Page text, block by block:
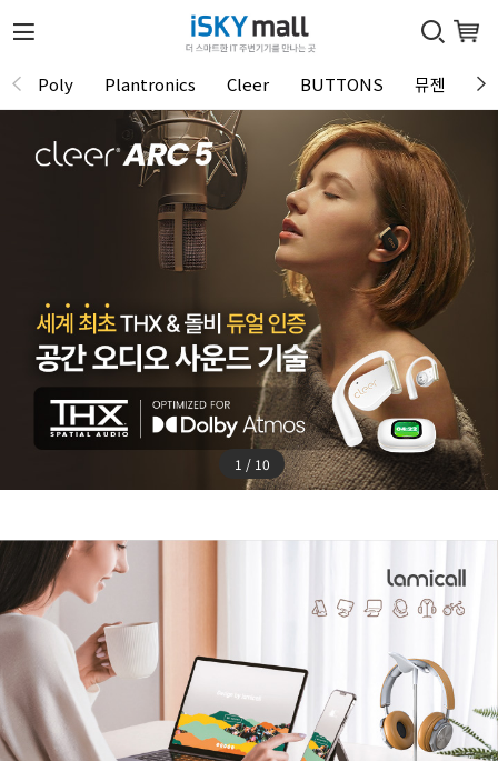
Poly Plantronics Cleer BUTTONS 뮤젠
1 / 10